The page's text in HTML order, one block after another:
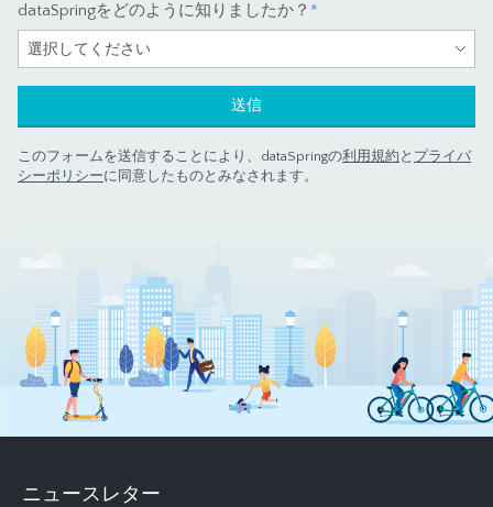
dataSpringをどのように知りましたか？ *
このフォームを送信することにより、dataSpringの利用規約 と プライバ
シーポリシーに同意したものとみなされます。
ニュースレター